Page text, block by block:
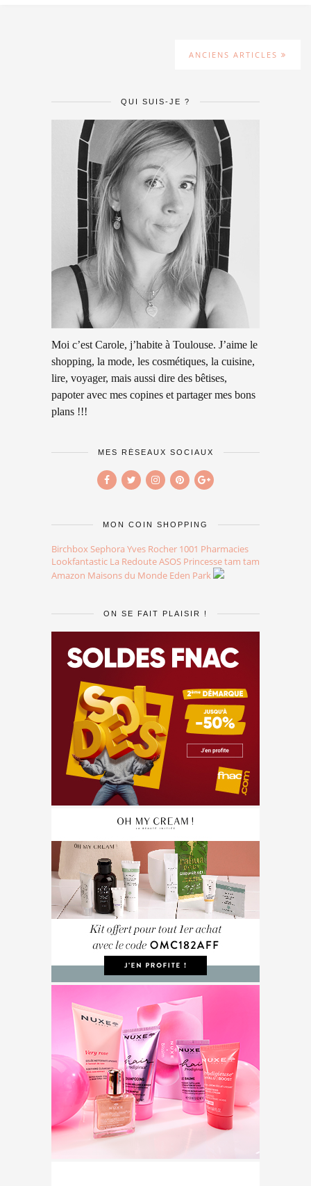
ANCIENS ARTICLES
QUI SUIS-JE ?
Moi c’est Carole, j’habite à Toulouse. J’aime le
shopping, la mode, les cosmétiques, la cuisine,
lire, voyager, mais aussi dire des bêtises,
papoter avec mes copines et partager mes bons
plans !!!
MES RÉSEAUX SOCIAUX
MON COIN SHOPPING
Birchbox Sephora Yves Rocher 1001 Pharmacies
Lookfantastic La RedouteASOS Princesse tam tam
Amazon Maisons du Monde Eden Park
ON SE FAIT PLAISIR !